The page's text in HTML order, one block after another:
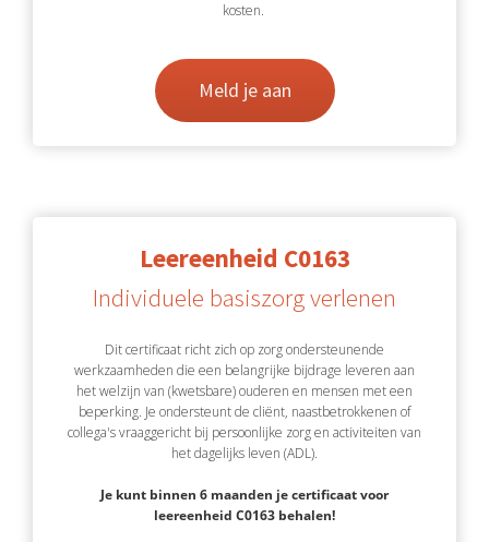
kosten.
Meld je aan
Leereenheid C0163
Individuele basiszorg verlenen
Dit certificaat richt zich op zorg ondersteunende
werkzaamheden die een belangrijke bijdrage leveren aan
het welzijn van (kwetsbare) ouderen en mensen met een
beperking. Je ondersteunt de cliënt, naastbetrokkenen of
collega's vraaggericht bij persoonlijke zorg en activiteiten van
het dagelijks leven (ADL).
Je kunt binnen 6 maanden je certificaat voor
leereenheid C0163 behalen!